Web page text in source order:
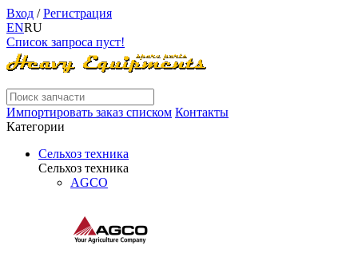
Вход /Регистрация
ENRU
Список запроса пуст!
Импортировать заказ списком Контакты
Категории
Сельхоз техника
Сельхоз техника
AGCO